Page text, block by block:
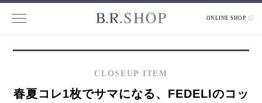
ONLINE SHOP
CLOSEUP ITEM
春夏コレ1枚でサマになる、FEDELIのコッ